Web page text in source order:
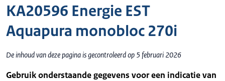
KA20596 Energie EST
Aquapura monobloc 270i
De inhoud van deze pagina is gecontroleerd op 5 februari 2026
Gebruik onderstaande gegevens voor een indicatie van